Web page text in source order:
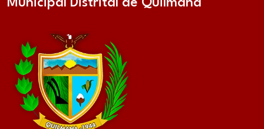
Municipal Distrital de Quilmaná